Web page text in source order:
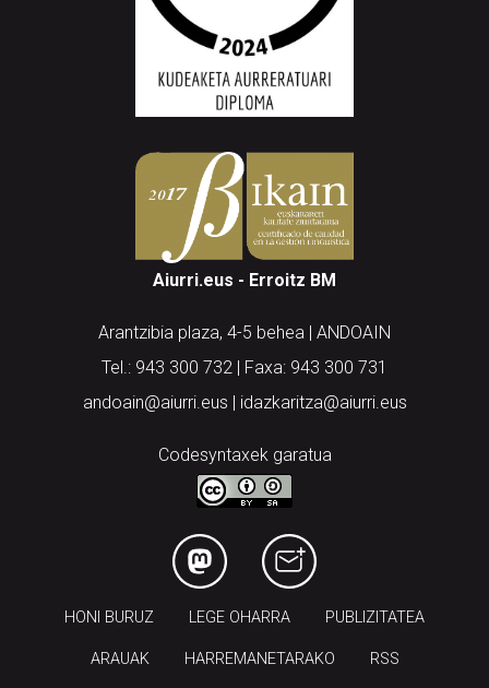
Aiurri.eus - Erroitz BM
Arantzibia plaza, 4-5 behea | ANDOAIN
Tel.: 943 300 732 | Faxa: 943 300 731
andoain@aiurri.eus | idazkaritza@aiurri.eus
Codesyntaxek garatua
HONI BURUZ LEGE OHARRA PUBLIZITATEA
ARAUAK HARREMANETARAKO RSS